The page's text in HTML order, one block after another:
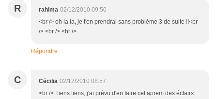
R rahima 02/12/2010 09:50
<br /> oh la la, je t'en prendrai sans problème 3 de suite !!<br
/> <br /> <br />
Répondre
C Cécilia 02/12/2010 08:57
<br /> Tiens tiens, j'ai prévu d'en faire cet aprem des éclairs